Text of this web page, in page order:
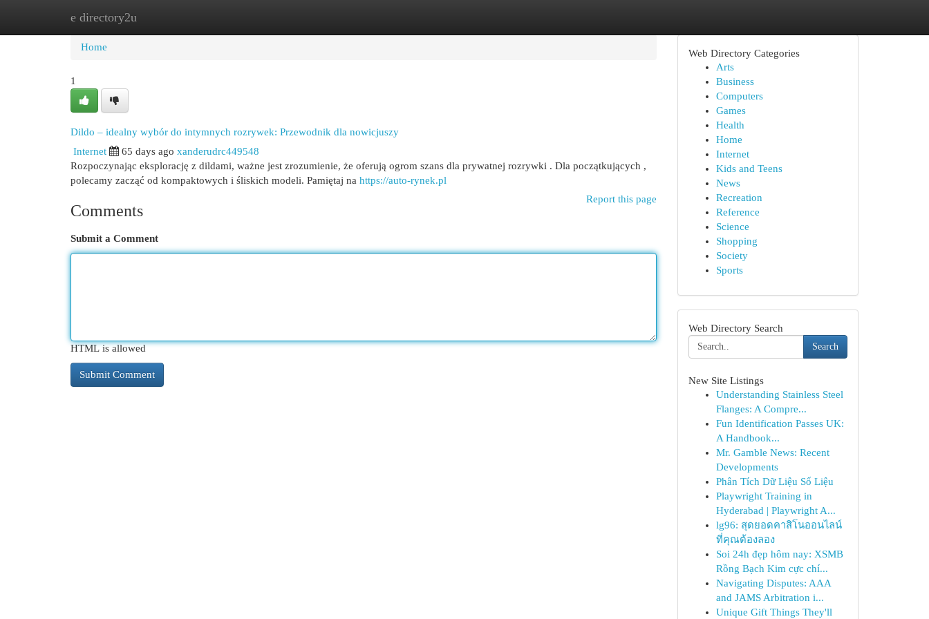
e directory2u
Home
Home
1
Dildo – idealny wybór do intymnych rozrywek: Przewodnik dla nowicjuszy
Internet 65 days ago xanderudrc449548
Rozpoczynając eksplorację z dildami, ważne jest zrozumienie, że oferują ogrom szans dla prywatnej rozrywki . Dla początkujących ,
polecamy zacząć od kompaktowych i śliskich modeli. Pamiętaj na https://auto-rynek.pl
Report this page
Comments
Submit a Comment
HTML is allowed
Web Directory Categories
Arts
Business
Computers
Games
Health
Home
Internet
Kids and Teens
News
Recreation
Reference
Science
Shopping
Society
Sports
Web Directory Search
Search
New Site Listings
Understanding Stainless Steel
Flanges: A Compre...
Fun Identification Passes UK:
A Handbook...
Mr. Gamble News: Recent
Developments
Phân Tích Dữ Liệu Số Liệu
Playwright Training in
Hyderabad | Playwright A...
lg96: สุดยอดคาสิโนออนไลน์
ที่คุณต้องลอง
Soi 24h đẹp hôm nay: XSMB
Rồng Bạch Kim cực chí...
Navigating Disputes: AAA
and JAMS Arbitration i...
Unique Gift Things They'll